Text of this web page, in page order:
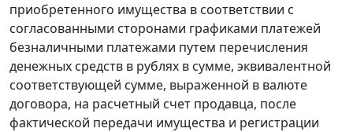
приобретенного имущества в соответствии с
согласованными сторонами графиками платежей
безналичными платежами путем перечисления
денежных средств в рублях в сумме, эквивалентной
соответствующей сумме, выраженной в валюте
договора, на расчетный счет продавца, после
фактической передачи имущества и регистрации